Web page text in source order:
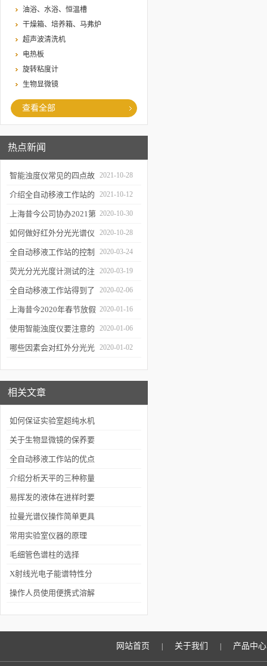
油浴、水浴、恒温槽
干燥箱、培养箱、马弗炉
超声波清洗机
电热板
旋转粘度计
生物显微镜
查看全部
热点新闻
智能浊度仪常见的四点故
障
2021-10-28
介绍全自动移液工作站的
三种移液方式
2021-10-12
上海昔今公司协办2021第
二届上海沪助科研圈发展
年会
2020-10-30
如何做好红外分光光谱仪
的防潮工作
2020-10-28
全自动移液工作站的控制
软件有哪些特点
2020-03-24
荧光分光光度计测试的注
意事项有哪些
2020-03-19
全自动移液工作站得到了
广泛的应用
2020-02-06
上海昔今2020年春节放假
通知
2020-01-16
使用智能浊度仪要注意的
几个要点
2020-01-06
哪些因素会对红外分光光 2020-01-02
相关文章
如何保证实验室超纯水机
长期稳定的运行
关于生物显微镜的保养要
注意的几个方面
全自动移液工作站的优点
有哪些？
介绍分析天平的三种称量
方法
易挥发的液体在进样时要
注意哪些问题？
拉曼光谱仪操作简单更具
人性化
常用实验室仪器的原理
毛细管色谱柱的选择
X射线光电子能谱特性分
析及其优缺点
操作人员使用便携式溶解
网站首页 关于我们 产品中心